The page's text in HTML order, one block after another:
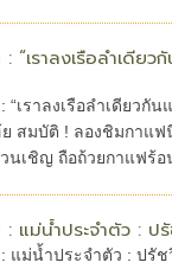
: “เราลงเรือลำเดีย
“เราลงเรือลำเดียวกั
ย สมบัติ ! ลองชิมกาแฟ
นเชิญ ถือถ้วยกาแฟร้อ
: แม่น้ำประจำตัว :
: แม่น้ำประจำตัว : ปรั